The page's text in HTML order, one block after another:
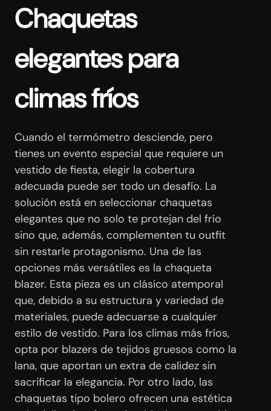
Chaquetas
elegantes para
climas fríos
Cuando el termómetro desciende, pero
tienes un evento especial que requiere un
vestido de fiesta, elegir la cobertura
adecuada puede ser todo un desafío. La
solución está en seleccionar chaquetas
elegantes que no solo te protejan del frío
sino que, además, complementen tu outfit
sin restarle protagonismo. Una de las
opciones más versátiles es la chaqueta
blazer. Esta pieza es un clásico atemporal
que, debido a su estructura y variedad de
materiales, puede adecuarse a cualquier
estilo de vestido. Para los climas más fríos,
opta por blazers de tejidos gruesos como la
lana, que aportan un extra de calidez sin
sacrificar la elegancia. Por otro lado, las
chaquetas tipo bolero ofrecen una estética